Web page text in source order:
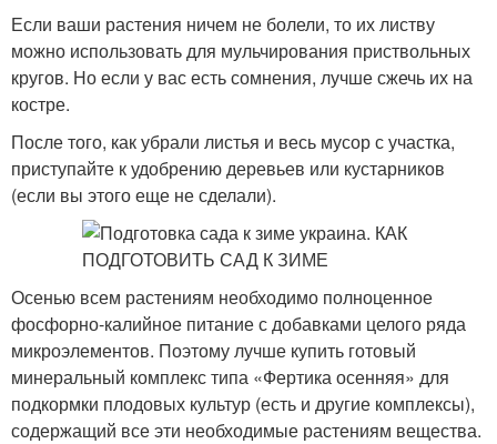
Если ваши растения ничем не болели, то их листву
можно использовать для мульчирования приствольных
кругов. Но если у вас есть сомнения, лучше сжечь их на
костре.
После того, как убрали листья и весь мусор с участка,
приступайте к удобрению деревьев или кустарников
(если вы этого еще не сделали).
Осенью всем растениям необходимо полноценное
фосфорно-калийное питание с добавками целого ряда
микроэлементов. Поэтому лучше купить готовый
минеральный комплекс типа «Фертика осенняя» для
подкормки плодовых культур (есть и другие комплексы),
содержащий все эти необходимые растениям вещества.